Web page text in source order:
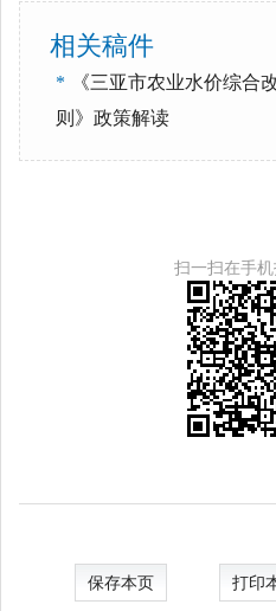
相关稿件
*
《三亚市农业水价综合
则》政策解读
扫一扫在手
保存本页 打印